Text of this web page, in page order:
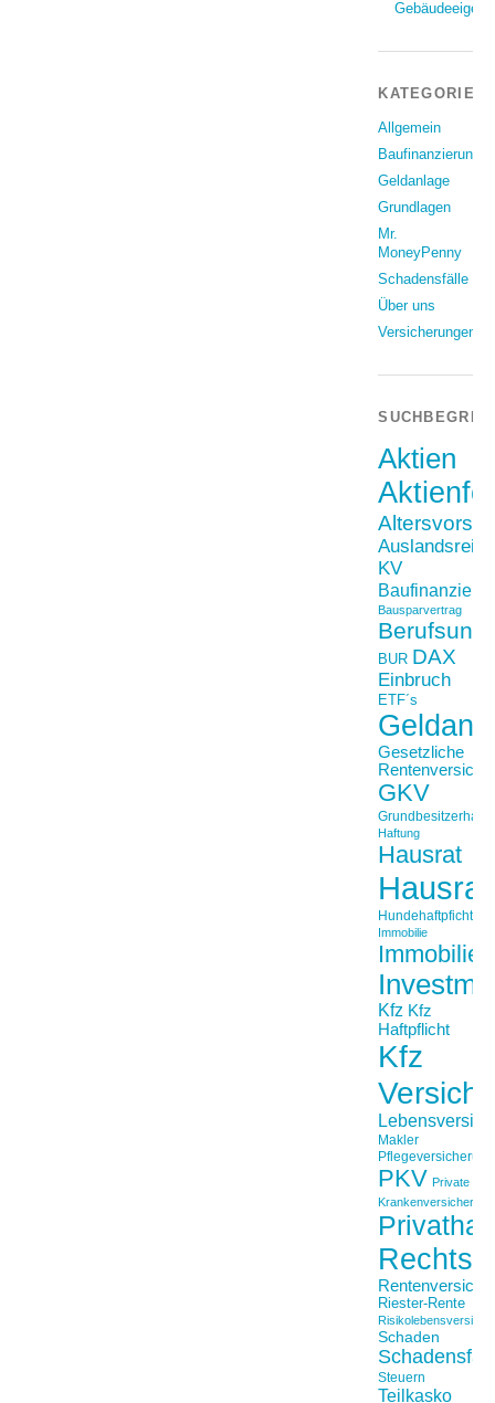
KATEGORIEN
Allgemein
Baufinanzierung
Geldanlage
Grundlagen
Mr.
MoneyPenny
Schadensfälle
Über uns
Versicherungen
Aktien
Auslandsreise
KV
Bausparvertrag
BUR DAX
Einbruch
ETF´s
Gesetzliche
GKV
Haftung
Hausrat
Hundehaftpficht
Immobilie
Kfz Kfz
Haftpflicht
Kfz
Makler
Pflegeversicherung
PKV Private
Krankenversicherung
Riester-Rente
Schaden
Steuern
Teilkasko